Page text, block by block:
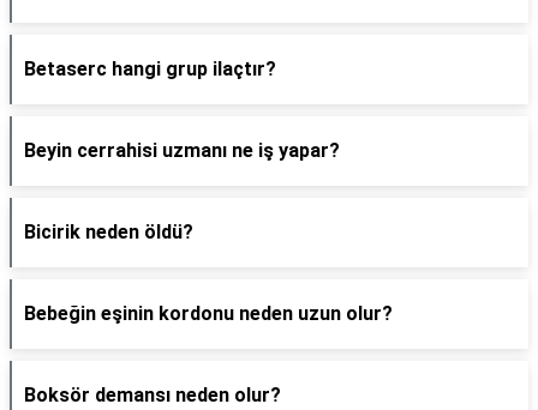
Betaserc hangi grup ilaçtır?
Beyin cerrahisi uzmanı ne iş yapar?
Bicirik neden öldü?
Bebeğin eşinin kordonu neden uzun olur?
Boksör demansı neden olur?